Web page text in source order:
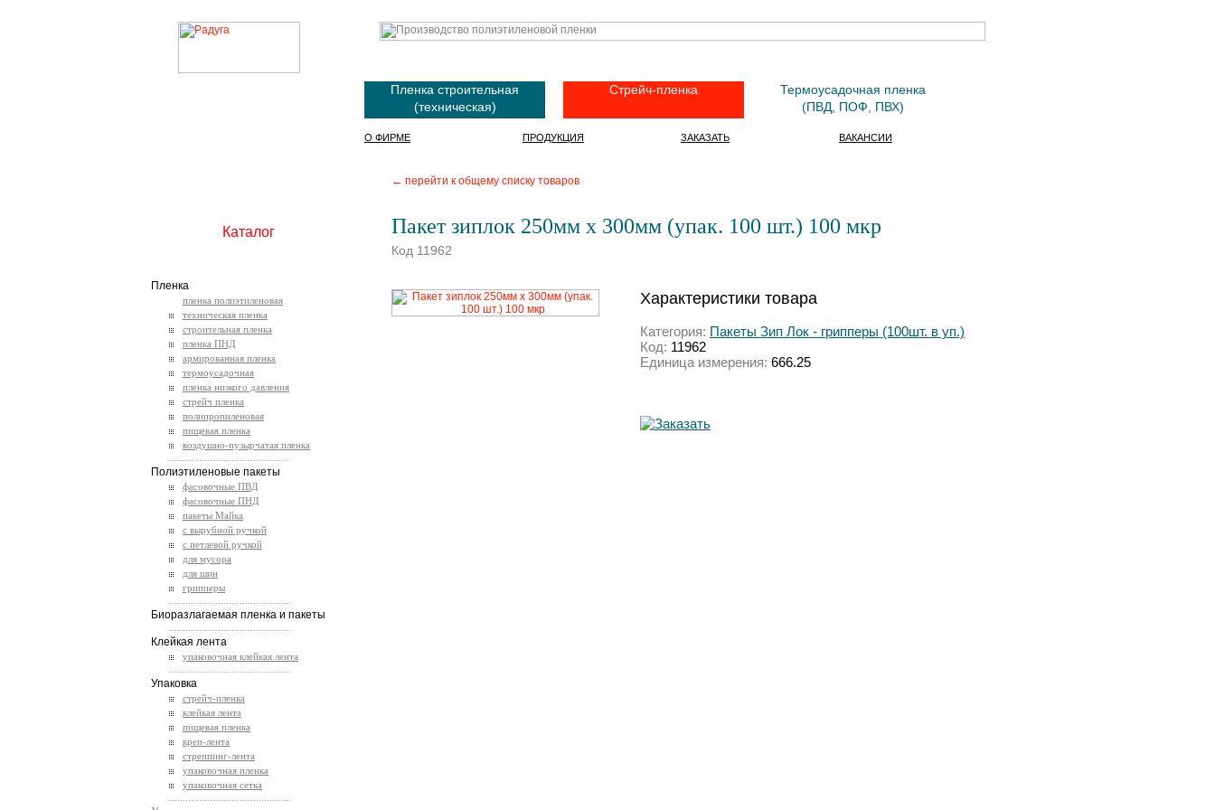
Пленка строительная
(техническая)
Стрейч-пленка
Термоусадочная пленка
(ПВД, ПОФ, ПВХ)
О ФИРМЕ ПРОДУКЦИЯ ЗАКАЗАТЬ ВАКАНСИИ
← перейти к общему списку товаров
Пакет зиплок 250мм х 300мм (упак. 100 шт.) 100 мкр
Код 11962
Характеристики товара
Категория: Пакеты Зип Лок - грипперы (100шт. в уп.)
Код: 11962
Единица измерения: 666.25
Каталог
Пленка
пленка полиэтиленовая
техническая пленка
строительная пленка
пленка ПНД
армированная пленка
термоусадочная
пленка низкого давления
стрейч пленка
полипропиленовая
пищевая пленка
воздушно-пузырчатая пленка
Полиэтиленовые пакеты
фасовочные ПВД
фасовочные ПНД
пакеты Майка
с вырубной ручкой
с петлевой ручкой
для мусора
для шин
грипперы
Биоразлагаемая пленка и пакеты
Клейкая лента
упаковочная клейкая лента
Упаковка
стрейч-пленка
клейкая лента
пищевая пленка
креп-лента
стреппинг-лента
упаковочная пленка
упаковочная сетка